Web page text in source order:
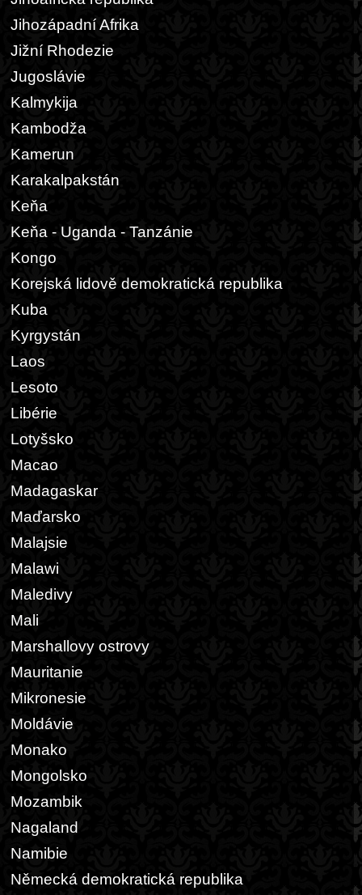
Jihozápadní Afrika
Jižní Rhodezie
Jugoslávie
Kalmykija
Kambodža
Kamerun
Karakalpakstán
Keňa
Keňa - Uganda - Tanzánie
Kongo
Korejská lidově demokratická republika
Kuba
Kyrgystán
Laos
Lesoto
Libérie
Lotyšsko
Macao
Madagaskar
Maďarsko
Malajsie
Malawi
Maledivy
Mali
Marshallovy ostrovy
Mauritanie
Mikronesie
Moldávie
Monako
Mongolsko
Mozambik
Nagaland
Namibie
Německá demokratická republika